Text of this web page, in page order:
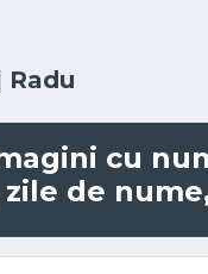
Radu
cu
de